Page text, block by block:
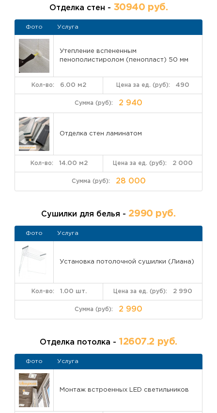
Отделка стен - 30940 руб.
Фото Услуга
Утепление вспененным
пенополистиролом (пенопласт) 50 мм
490
6.00 м2
2 940
Отделка стен ламинатом
2 000
14.00 м2
28 000
Сушилки для белья - 2990 руб.
Фото Услуга
Установка потолочной сушилки (Лиана)
2 990
1.00 шт.
2 990
Отделка потолка - 12607.2 руб.
Фото Услуга
Монтаж встроенных LED светильников